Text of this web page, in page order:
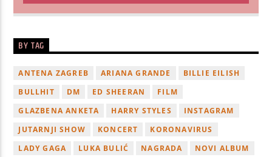
BY TAG
ANTENA ZAGREB ARIANA GRANDE
BILLIE EILISH
BULLHIT
DM ED SHEERAN
FILM
GLAZBENA ANKETA
HARRY STYLES
INSTAGRAM
JUTARNJI SHOW
KONCERT
KORONAVIRUS
LADY GAGA
LUKA BULIĆ NAGRADA
NOVI ALBUM